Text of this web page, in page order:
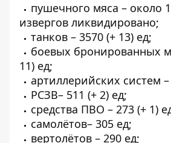
пушечного мяса – около
извергов ликвидировано;
танков – 3570 (+ 13) ед;
боевых бронированных
11) ед;
артиллерийских систем –
РСЗВ– 511 (+ 2) ед;
средства ПВО – 273 (+ 1)
самолётов– 305 ед;
вертолётов – 290 ед;